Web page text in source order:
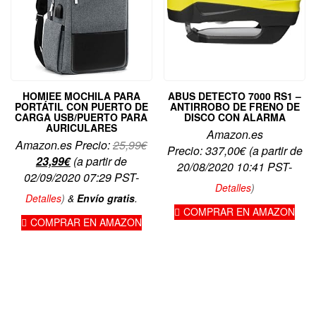
HOMIEE MOCHILA PARA
PORTÁTIL CON PUERTO DE
CARGA USB/PUERTO PARA
AURICULARES
Amazon.es Precio:25,99€El
precio
original
25,99€.
23,99€El
precio
actual
23,99€.
(a partir de
02/09/2020 07:29 PST-
Detalles) & Envío gratis.
COMPRAR EN AMAZON
ABUS DETECTO 7000 RS1 –
ANTIRROBO DE FRENO DE
DISCO CON ALARMA
Amazon.es
Precio:337,00€(a partir de
20/08/2020 10:41 PST-
Detalles)
COMPRAR EN AMAZON